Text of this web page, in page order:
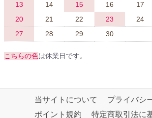
13
14 15 16 17
20
21 22 23 24
27
28 29 30
こちらの色は休業日です。
当サイトについて
プライバシ
ポイント規約
特定商取引法に